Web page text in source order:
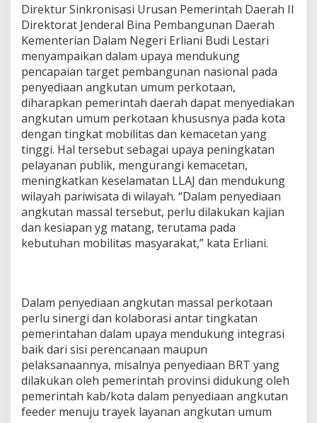
Direktur Sinkronisasi Urusan Pemerintah Daerah II
Direktorat Jenderal Bina Pembangunan Daerah
Kementerian Dalam Negeri Erliani Budi Lestari
menyampaikan dalam upaya mendukung
pencapaian target pembangunan nasional pada
penyediaan angkutan umum perkotaan,
diharapkan pemerintah daerah dapat menyediakan
angkutan umum perkotaan khususnya pada kota
dengan tingkat mobilitas dan kemacetan yang
tinggi. Hal tersebut sebagai upaya peningkatan
pelayanan publik, mengurangi kemacetan,
meningkatkan keselamatan LLAJ dan mendukung
wilayah pariwisata di wilayah. “Dalam penyediaan
angkutan massal tersebut, perlu dilakukan kajian
dan kesiapan yg matang, terutama pada
kebutuhan mobilitas masyarakat,” kata Erliani.
Dalam penyediaan angkutan massal perkotaan
perlu sinergi dan kolaborasi antar tingkatan
pemerintahan dalam upaya mendukung integrasi
baik dari sisi perencanaan maupun
pelaksanaannya, misalnya penyediaan BRT yang
dilakukan oleh pemerintah provinsi didukung oleh
pemerintah kab/kota dalam penyediaan angkutan
feeder menuju trayek layanan angkutan umum